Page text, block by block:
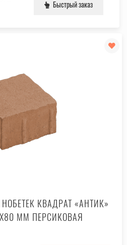
Быстрый заказ
КВАДРАТ «АНТИК»
ММ ПЕРСИКОВАЯ